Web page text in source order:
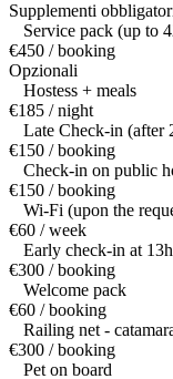
Supplementi
Service pack (up to
€450 / booking
Opzionali
Hostess + meals
€185 / night
Late Check-in (after
€150 / booking
Check-in on public
€150 / booking
Wi-Fi (upon the
€60 / week
Early check-in at
€300 / booking
Welcome pack
€60 / booking
Railing net -
€300 / booking
Pet on board